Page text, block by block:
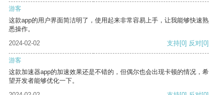
游客
这款app的用户界面简洁明了，使用起来非常容易上手，让我能够快速熟
悉操作。
2024-02-02
支持[0] 反对[0]
游客
这款加速器app的加速效果还是不错的，但偶尔也会出现卡顿的情况，希
望开发者能够优化一下。